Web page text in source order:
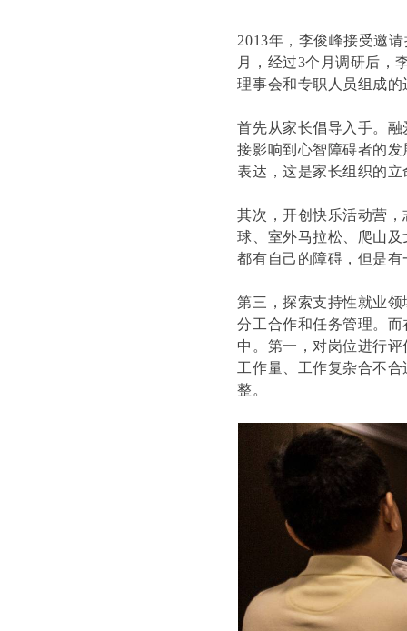
2013年，李俊峰接受邀
月，经过3个月调研后，
理事会和专职人员组成
首先从家长倡导入手。
接影响到心智障碍者的
表达，这是家长组织的立
其次，开创快乐活动营
球、室外马拉松、爬山
都有自己的障碍，但是
第三，探索支持性就业
分工合作和任务管理。
中。第一，对岗位进行
工作量、工作复杂合不
整。